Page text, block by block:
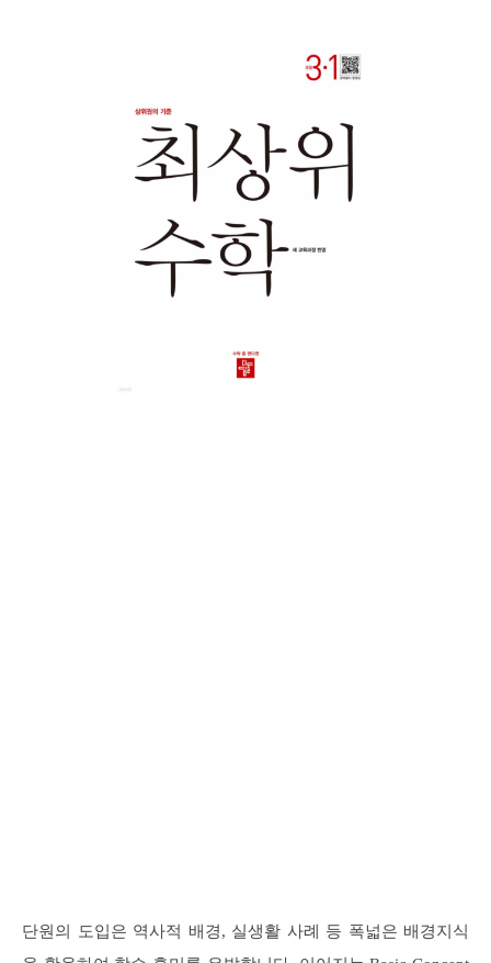
단원의 도입은 역사적 배경, 실생활 사례 등 폭넓은 배경지식